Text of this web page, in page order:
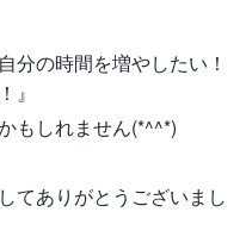
分の時間を増やしたい！
』
もしれません(*^^*)
てありがとうございまし